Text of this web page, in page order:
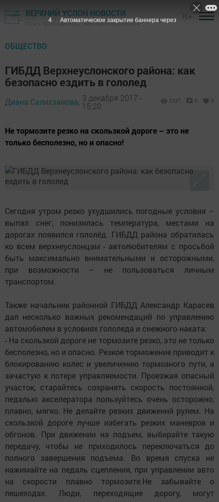
ВЕРХНИЙ УСЛОН НОВОСТИ
Газета "Волжская новь" - Верхнеуслонский район
ОБЩЕСТВО
ГИБДД Верхнеуслонского района: как
безопасно ездить в гололед
Диана Салихзанова, 3 декабря 2017 -
15:20
2237 0 0
Не тормозите резко на скользкой дороге – это не
только бесполезно, но и опасно!
Сегодня утром резко ухудшились погодные условия –
выпал снег, понизилась температура, местами на
дорогах появился гололёд. ГИБДД района обратилась
ко всем верхнеуслонцам - автолюбителям с просьбой
быть максимально внимательными и осторожными,
при возможности – не пользоваться личным
транспортом.
Также начальник районной ГИБДД Александр Карасев
дал несколько важных рекомендаций по управлению
автомобилем в условиях гололеда и снежного наката:
- На скользкой дороге не тормозите резко, это не только
бесполезно, но и опасно. Резкое торможение приводит к
блокированию колес и увеличению тормозного пути, а
зачастую к потере управляемости. Проезжая опасный
участок, старайтесь сохранять скорость постоянной,
педалью акселератора пользуйтесь очень осторожно,
плавно, мягко. Не делайте резких движений рулем. На
скользкой дороге лучше избегать резких маневров и
обгонов. При движении на подъем, выбирайте такую
передачу, чтобы не приходилось переключаться до
полного завершения подъема. Во время спуска не
нажимайте на педаль сцепления, при управлении авто
на скорости плавно тормозите.Не забывайте о
пешеходах. Люди, переходящие дорогу, могут
3 Автоматическое закрытие баннера через